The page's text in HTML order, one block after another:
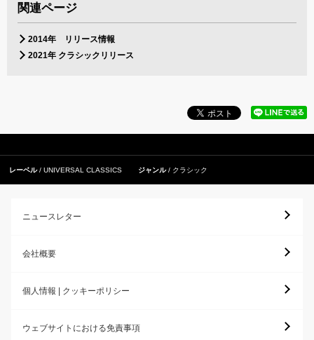
関連ページ
2014年 リリース情報
2021年 クラシックリリース
レーベル UNIVERSAL CLASSICS ジャンル クラシック
ニュースレター
会社概要
個人情報 | クッキーポリシー
ウェブサイトにおける免責事項